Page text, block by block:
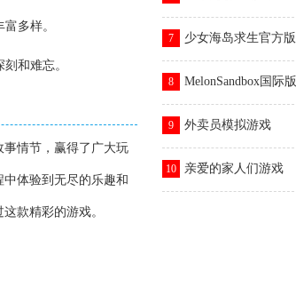
多样。
和难忘。
事情节，赢得了广大玩
体验到无尽的乐趣和
款精彩的游戏。
7 少女海岛求生官方版
8 MelonSandbox国际版
9 外卖员模拟游戏
10 亲爱的家人们游戏